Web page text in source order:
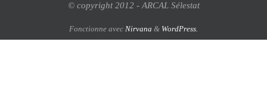
© copyright 2012 - ARCAL Sélestat
Fonctionne avec Nirvana & WordPress.